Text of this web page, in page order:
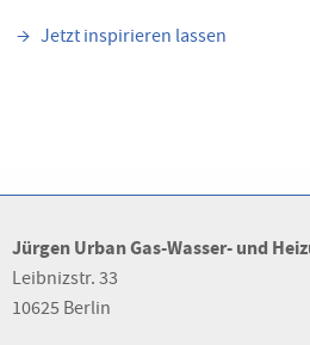
Jetzt inspirieren lassen
Jürgen Urban Gas-Wasser- und
Leibnizstr. 33
10625 Berlin